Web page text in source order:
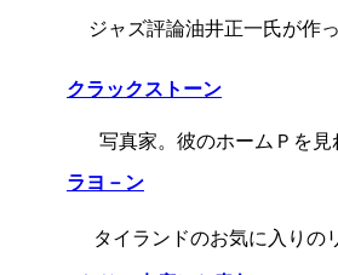
ジャズ評論油井正一氏が作
クラックストーン
写真家。彼のホームＰを
ラヨ－ン
タイランドのお気に入りの